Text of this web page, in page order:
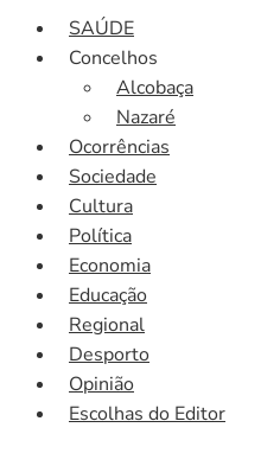
SAÚDE
Concelhos
Alcobaça
Nazaré
Ocorrências
Sociedade
Cultura
Política
Economia
Educação
Regional
Desporto
Opinião
Escolhas do Editor